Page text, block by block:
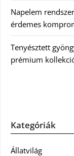
Napelem
érdemes
Tenyésztett
prémium
Kategóriák
Állatvilág